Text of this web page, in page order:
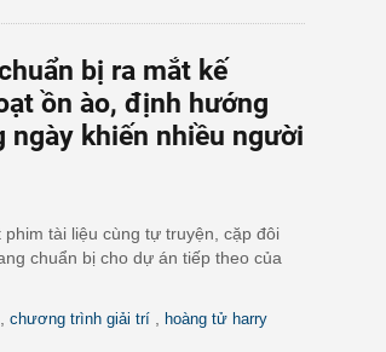
bị ra mắt kế
ồn ào, định hướng
ngày khiến nhiều người
tài liệu cùng tự truyện, cặp đôi
chuẩn bị cho dự án tiếp theo của
chương trình giải trí hoàng tử harry